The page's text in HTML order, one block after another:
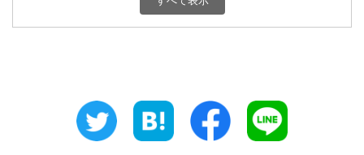
800円 三重県